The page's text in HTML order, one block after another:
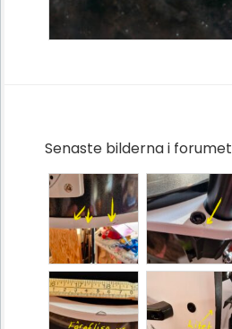
Senaste bilderna i forumet